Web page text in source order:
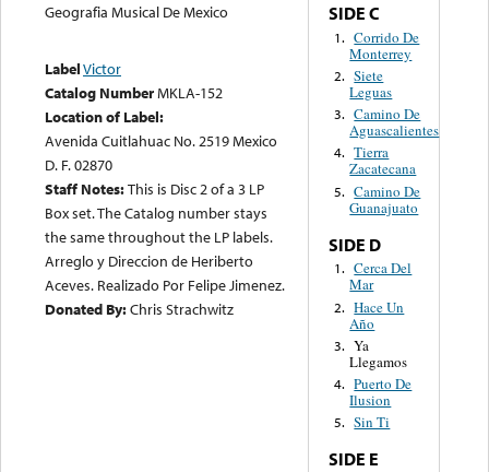
Geografia Musical De Mexico
LabelVictor
Catalog NumberMKLA-152
Location of Label:
Avenida Cuitlahuac No. 2519 Mexico
D. F. 02870
Staff Notes:This is Disc 2 of a 3 LP
Box set. The Catalog number stays
the same throughout the LP labels.
Arreglo y Direccion de Heriberto
Aceves. Realizado Por Felipe Jimenez.
Donated By:Chris Strachwitz
SIDE C
1. Corrido De
Monterrey
2. Siete
Leguas
3. Camino De
Aguascalientes
4. Tierra
Zacatecana
5. Camino De
Guanajuato
SIDE D
1. Cerca Del
Mar
2. Hace Un
Año
3. Ya
Llegamos
4. Puerto De
Ilusion
5. Sin Ti
SIDE E